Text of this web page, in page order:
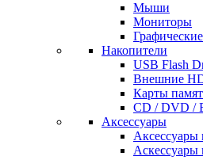
Мыши
Мониторы
Накопители
USB Flash
Внешние
Карты
CD / DVD /
Аксессуары
Аксессуары
Аскессуары